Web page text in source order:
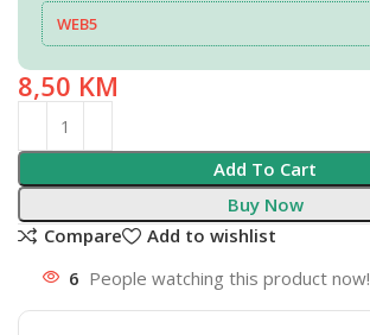
WEB5
8,50 KM
Add To Cart
Buy Now
Compare
Add to wishlist
6 People watching this product now!